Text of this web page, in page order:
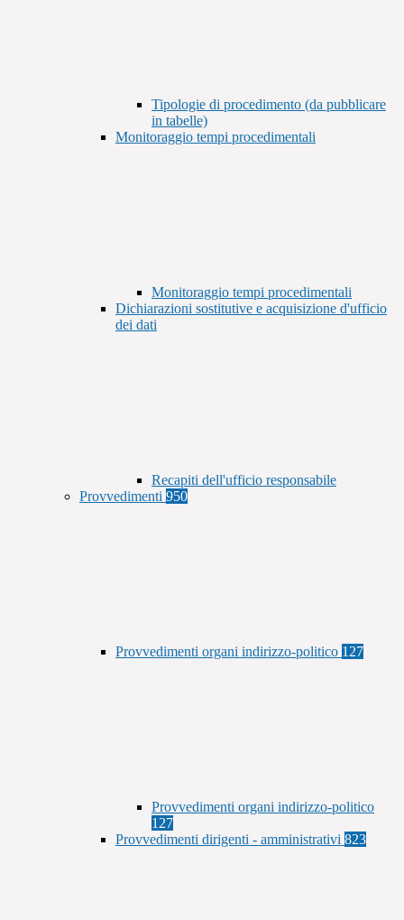
Tipologie di procedimento (da pubblicare
in tabelle)
Monitoraggio tempi procedimentali
Monitoraggio tempi procedimentali
Dichiarazioni sostitutive e acquisizione d'ufficio
dei dati
Recapiti dell'ufficio responsabile
Provvedimenti 950
Provvedimenti organi indirizzo-politico 127
Provvedimenti organi indirizzo-politico
127
Provvedimenti dirigenti - amministrativi 823